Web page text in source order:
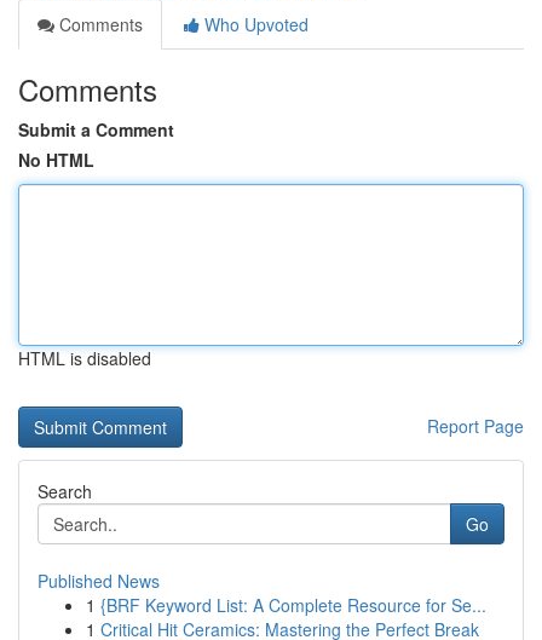
Comments
Who Upvoted
Comments
Submit a Comment
No HTML
HTML is disabled
Report Page
Search
Go
Published News
1 {BRF Keyword List: A Complete Resource for Se...
1 Critical Hit Ceramics: Mastering the Perfect Break